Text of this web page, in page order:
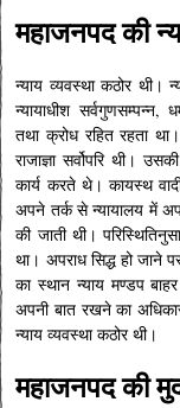
महाजनपद की
न्याय व्यवस्था कठोर थी।
न्यायाधीश सर्वगुणसम्पन्न,
तथा क्रोध रहित रहता था।
राजाज्ञा सर्वोपरि थी।
कार्य करते थे। कायस्थ
अपने तर्क से न्यायालय में
की जाती थी।
था। अपराध सिद्ध हो जाने
का स्थान न्याय मण्डप
अपनी बात रखने का
न्याय व्यवस्था कठोर थी।
महाजनपद की